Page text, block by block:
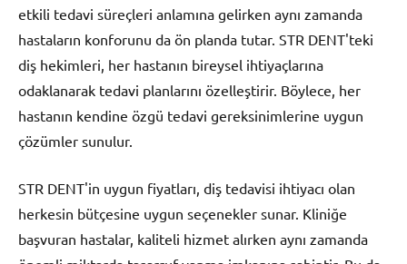
etkili tedavi süreçleri anlamına gelirken aynı zamanda
hastaların konforunu da ön planda tutar. STR DENT'teki
diş hekimleri, her hastanın bireysel ihtiyaçlarına
odaklanarak tedavi planlarını özelleştirir. Böylece, her
hastanın kendine özgü tedavi gereksinimlerine uygun
çözümler sunulur.
STR DENT'in uygun fiyatları, diş tedavisi ihtiyacı olan
herkesin bütçesine uygun seçenekler sunar. Kliniğe
başvuran hastalar, kaliteli hizmet alırken aynı zamanda